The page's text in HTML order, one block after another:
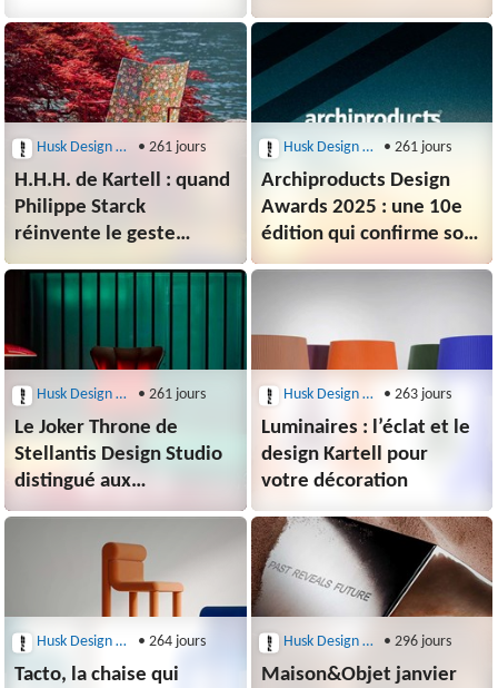
déco intérieure
Husk Design Blog • 261 jours
H.H.H. de Kartell : quand
Philippe Starck
réinvente le geste
de s’asseoir
Husk Design Blog • 261 jours
Archiproducts Design
Awards 2025 : une 10e
édition qui confirme son
rôle de baromètre
Husk Design Blog • 261 jours
Le Joker Throne de
Stellantis Design Studio
distingué aux
Archiproducts Design
Husk Design Blog • 263 jours
Luminaires : l’éclat et le
design Kartell pour
votre décoration
Husk Design Blog • 264 jours
Tacto, la chaise qui
Husk Design Blog • 296 jours
Maison&Objet janvier